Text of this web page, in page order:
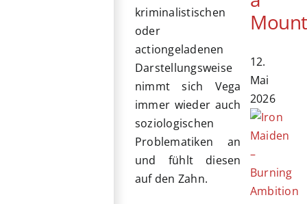
kriminalistischen
oder
actiongeladenen
Darstellungsweise
nimmt sich Vega
immer wieder auch
soziologischen
Problematiken an
und fühlt diesen
auf den Zahn.
12.
Mai
2026